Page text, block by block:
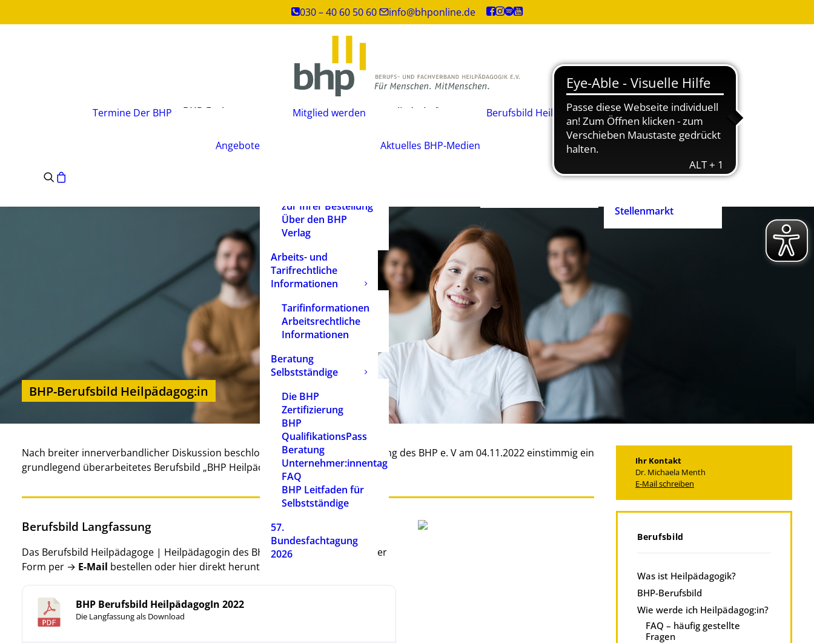
030 – 40 60 50 60 info@bhponline.de
Termine Der BHP
BHP-Fachgruppen
Satzung des BHP
Mitglied werden
Mitgliedschaft
Berufsbild Heilpädagog:in
Wie werde ich
Heilpädagog:in?
BHP-Berufsbild
Heilpädagog:in
Arbeitshilfen und
Positionspapiere
Anbieter
Stellenmarkt
Angebote
Inhouse-
Weiterbildungen
Angebot für
EAH Bildungspost
Fachliteratur
Büchershop
zur Ihrer Bestellung
Über den BHP
Verlag
Arbeits- und
Tarifrechtliche
Informationen
Tarifinformationen
Arbeitsrechtliche
Informationen
Beratung
Selbstständige
Die BHP
Zertifizierung
BHP
QualifikationsPass
Beratung
Unternehmer:innentag
FAQ
BHP Leitfaden für
Selbstständige
57.
Bundesfachtagung
2026
Aktuelles BHP-Medien
Barrierefreiheit ist
BHP-Berufsbild Heilpädagog:in
Nach breiter innerverbandlicher Diskussion beschloss die Mitgliederversammlung des BHP e. V am 04.11.2022 einstimmig ein
grundlegend überarbeitetes Berufsbild „BHP Heilpädagogin/ Heilpädagoge“.
Berufsbild Langfassung
Das Berufsbild Heilpädagoge | Heilpädagogin des BHP können Sie in gedruckter
Form per → E-Mail bestellen oder hier direkt herunterladen.
BHP Berufsbild HeilpädagogIn 2022
Die Langfassung als Download
Ihr Kontakt
Dr. Michaela Menth
E-Mail schreiben
Berufsbild
Was ist Heilpädagogik?
BHP-Berufsbild
Wie werde ich Heilpädagog:in?
FAQ – häufig gestellte
Fragen